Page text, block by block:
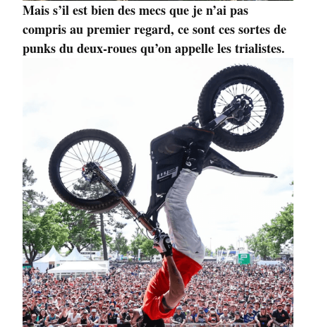
Mais s’il est bien des mecs que je n’ai pas
compris au premier regard, ce sont ces sortes de
punks du deux-roues qu’on appelle les trialistes.